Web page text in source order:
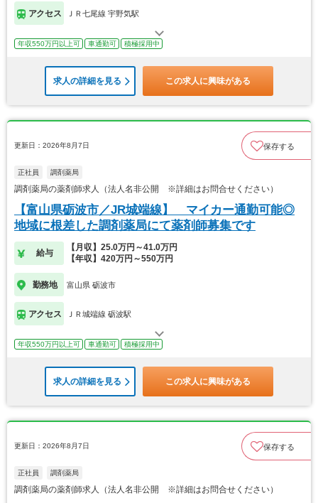
アクセス ＪＲ七尾線 宇野気駅
年収550万円以上可 車通勤可 積極採用中
求人の詳細を見る この求人に興味がある
更新日：2026年8月7日 保存する
正社員 調剤薬局
調剤薬局の薬剤師求人（法人名非公開 ※詳細はお問合せください）
【富山県砺波市／JR城端線】 マイカー通勤可能◎
地域に根差した調剤薬局にて薬剤師募集です
給与
【月収】25.0万円～41.0万円
【年収】420万円～550万円
勤務地 富山県 砺波市
アクセス ＪＲ城端線 砺波駅
年収550万円以上可 車通勤可 積極採用中
求人の詳細を見る この求人に興味がある
更新日：2026年8月7日 保存する
正社員 調剤薬局
調剤薬局の薬剤師求人（法人名非公開 ※詳細はお問合せください）